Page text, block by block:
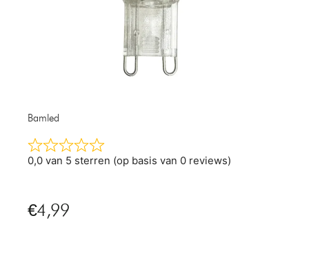
Bamled
0,0 van 5 sterren (op basis van 0 reviews)
€4,99